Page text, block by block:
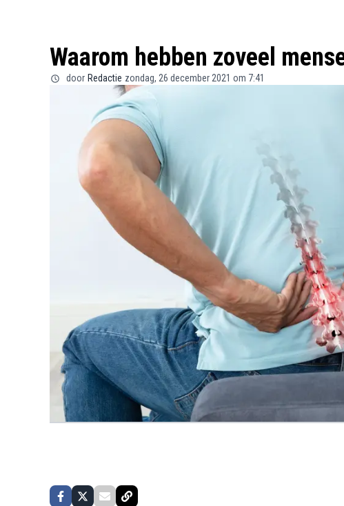
Waarom hebben zoveel
door Redactie zondag, 26 december 2021 om 7:41